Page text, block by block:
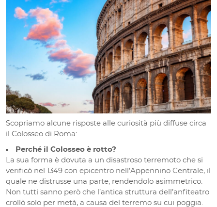
Scopriamo alcune risposte alle curiosità più diffuse circa
il Colosseo di Roma:
Perché il Colosseo è rotto?
La sua forma è dovuta a un disastroso terremoto che si
verificò nel 1349 con epicentro nell’Appennino Centrale, il
quale ne distrusse una parte, rendendolo asimmetrico.
Non tutti sanno però che l’antica struttura dell’anfiteatro
crollò solo per metà, a causa del terremo su cui poggia.